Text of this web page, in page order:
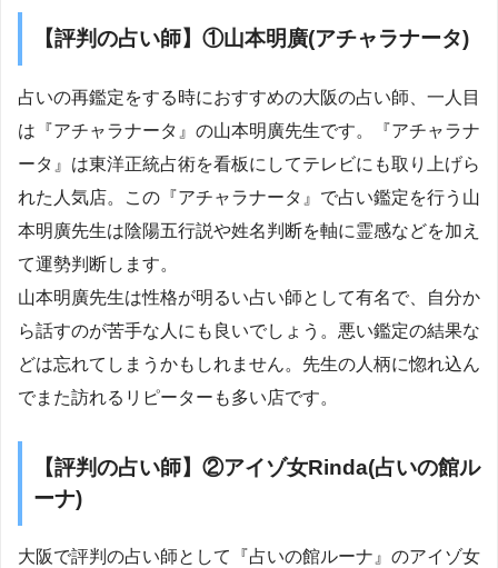
【評判の占い師】①山本明廣(アチャラナータ)
占いの再鑑定をする時におすすめの大阪の占い師、一人目
は『アチャラナータ』の山本明廣先生です。『アチャラナ
ータ』は東洋正統占術を看板にしてテレビにも取り上げら
れた人気店。この『アチャラナータ』で占い鑑定を行う山
本明廣先生は陰陽五行説や姓名判断を軸に霊感などを加え
て運勢判断します。
山本明廣先生は性格が明るい占い師として有名で、自分か
ら話すのが苦手な人にも良いでしょう。悪い鑑定の結果な
どは忘れてしまうかもしれません。先生の人柄に惚れ込ん
でまた訪れるリピーターも多い店です。
【評判の占い師】②アイゾ女Rinda(占いの館ル
ーナ)
大阪で評判の占い師として『占いの館ルーナ』のアイゾ女